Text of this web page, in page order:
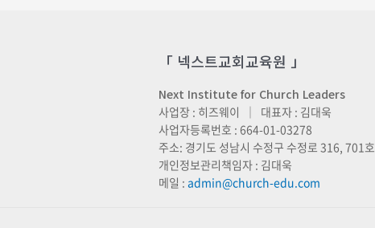
「 넥스트교회교육원 」
Next Institute for Church Leaders
사업장 : 히즈웨이 ｜ 대표자 : 김대욱
사업자등록번호 : 664-01-03278
주소: 경기도 성남시 수정구 수정로 316, 701호
개인정보관리책임자 : 김대욱
메일 : admin@church-edu.com